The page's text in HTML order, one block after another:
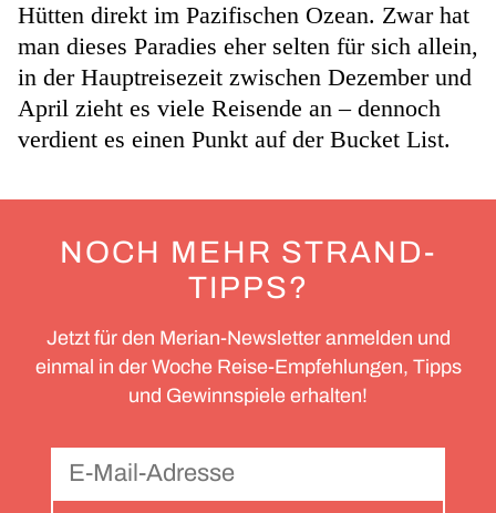
Hütten direkt im Pazifischen Ozean. Zwar hat
man dieses Paradies eher selten für sich allein,
in der Hauptreisezeit zwischen Dezember und
April zieht es viele Reisende an – dennoch
verdient es einen Punkt auf der Bucket List.
NOCH MEHR STRAND-
TIPPS?
Jetzt für den Merian-Newsletter anmelden und
einmal in der Woche Reise-Empfehlungen, Tipps
und Gewinnspiele erhalten!